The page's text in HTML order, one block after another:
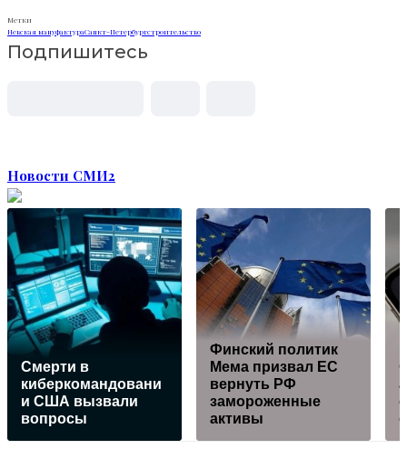
Метки
Невская мануфактураСанкт-Петербургстроительство
Подпишитесь
Новости СМИ2
Смерти в
киберкомандовани
и США вызвали
вопросы
Финский политик
Мема призвал ЕС
вернуть РФ
замороженные
активы